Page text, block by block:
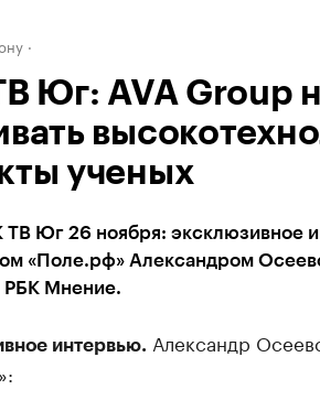
Юг: AVA Group
ученых
Юг 26 ноября: эксклюзивное
«Поле.рф» Александром
РБК Мнение.
интервью. Александр